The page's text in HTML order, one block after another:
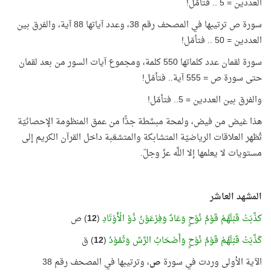
العددين = 5 .. فتأمّل!
سورة ص ترتيبها في المصحف رقم 38، وعدد آياتها 88 آية، والفرق بين
العددين = 50 .. فتأمّل!
سورة لقمان عدد كلماتها 550 كلمة، ومجموع آيات السور من بعد لقمان
حتى سورة ص = 555 آية.. فتأمّل!
والفرق بين العددين = 5.. فتأمّل!
هذا غيض من فيض، ولمحة مبسَّطة جدًّا من عمق المنظومة الإحصائيّة
تُظهر العلاقات الرياضيّة المتشابكة والمتشعّبة داخل القرآن الكريم إلى
مستويات لا يعلمها إلا اللَّه عزّ وجلّ.
المشهد العاشر
كذَّبَتْ قَبْلَهُمْ قَوْمُ نُوْحٍ وَعَادٌ وَفِرْعَوْنُ ذُوْ الْأَوْتَادِ(
12) ص
كَذَّبَتْ قَبْلَهُمْ قَوْمُ نُوْحٍ وَأَصْحَابُ الرَّسِّ وَثَمُوْدُ(
12) ق
الآية الأولى وردت في سورة ص، وترتيبها في المصحف رقم 38